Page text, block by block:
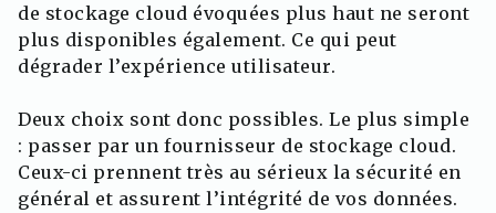
de stockage cloud évoquées plus haut ne seront
plus disponibles également. Ce qui peut
dégrader l’expérience utilisateur.
Deux choix sont donc possibles. Le plus simple
: passer par un fournisseur de stockage cloud.
Ceux-ci prennent très au sérieux la sécurité en
général et assurent l’intégrité de vos données.